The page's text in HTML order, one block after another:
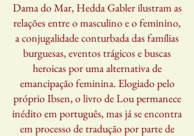
Dama do Mar, Hedda Gabler ilustram as
relações entre o masculino e o feminino,
a conjugalidade conturbada das famílias
burguesas, eventos trágicos e buscas
heroicas por uma alternativa de
emancipação feminina. Elogiado pelo
próprio Ibsen, o livro de Lou permanece
inédito em português, mas já se encontra
em processo de tradução por parte de